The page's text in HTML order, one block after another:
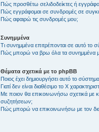
Πώς προσθέτω σελιδοδείκτες ή
Πώς εγγράφομαι σε συνδρομές σε
Πώς αφαιρώ τις συνδρομές μου;
Συνημμένα
Τι συνημμένα επιτρέπονται σε αυτό το
Πώς μπορώ να βρω όλα τα συνημμένα
Θέματα σχετικά με το phpBB
Ποιος έχει δημιουργήσει αυτό το
Γιατί δεν είναι διαθέσιμο το Χ
Με ποιον θα επικοινωνήσω σχετικά με
συζητήσεων;
Πώς μπορώ να επικοινωνήσω με τον